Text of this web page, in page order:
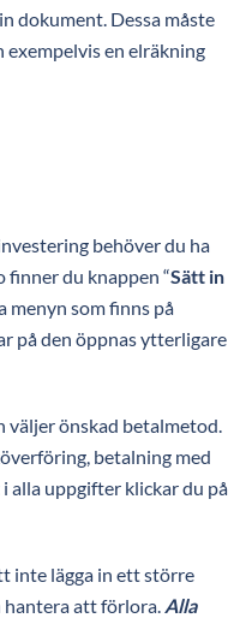
dokument. Dessa måste
en elräkning
behöver du ha
du knappen “Sätt in
menyn som finns på
på den öppnas ytterligare
väljer önskad betalmetod.
betalning med
alla uppgifter klickar du på
inte lägga in ett större
att förlora. Alla